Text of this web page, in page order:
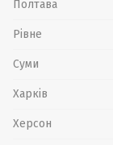
Полтава
Рівне
Суми
Харків
Херсон